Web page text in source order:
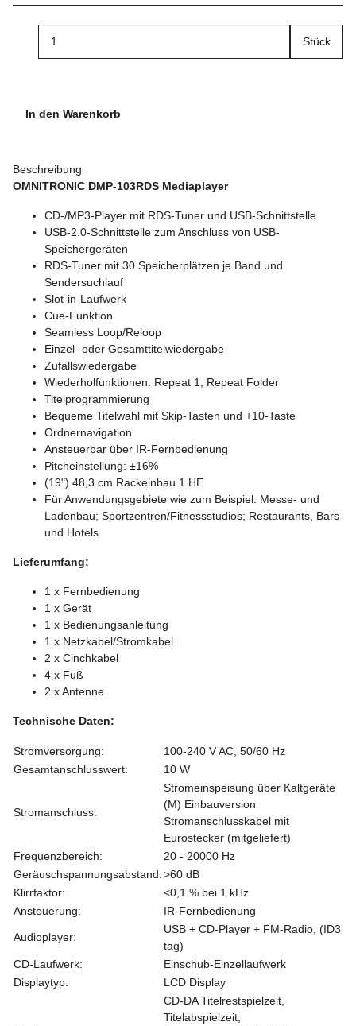
Stück
In den Warenkorb
Beschreibung
OMNITRONIC DMP-103RDS Mediaplayer
CD-/MP3-Player mit RDS-Tuner und USB-Schnittstelle
USB-2.0-Schnittstelle zum Anschluss von USB-
Speichergeräten
RDS-Tuner mit 30 Speicherplätzen je Band und
Sendersuchlauf
Slot-in-Laufwerk
Cue-Funktion
Seamless Loop/Reloop
Einzel- oder Gesamttitelwiedergabe
Zufallswiedergabe
Wiederholfunktionen: Repeat 1, Repeat Folder
Titelprogrammierung
Bequeme Titelwahl mit Skip-Tasten und +10-Taste
Ordnernavigation
Ansteuerbar über IR-Fernbedienung
Pitcheinstellung: ±16%
(19") 48,3 cm Rackeinbau 1 HE
Für Anwendungsgebiete wie zum Beispiel: Messe- und
Ladenbau; Sportzentren/Fitnessstudios; Restaurants, Bars
und Hotels
Lieferumfang:
1 x Fernbedienung
1 x Gerät
1 x Bedienungsanleitung
1 x Netzkabel/Stromkabel
2 x Cinchkabel
4 x Fuß
2 x Antenne
Technische Daten:
Stromversorgung:
100-240 V AC, 50/60 Hz
Gesamtanschlusswert:
10 W
Stromanschluss:
Stromeinspeisung über Kaltgeräte
(M) Einbauversion
Stromanschlusskabel mit
Eurostecker (mitgeliefert)
Frequenzbereich:
20 - 20000 Hz
Geräuschspannungsabstand:>60 dB
Klirrfaktor:
<0,1 % bei 1 kHz
Ansteuerung:
IR-Fernbedienung
Audioplayer:
USB + CD-Player + FM-Radio, (ID3
tag)
CD-Laufwerk:
Einschub-Einzellaufwerk
Displaytyp:
LCD Display
CD-DA Titelrestspielzeit,
Titelabspielzeit,